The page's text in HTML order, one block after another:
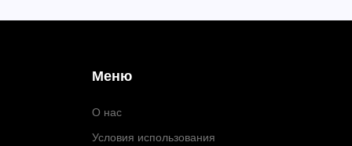
Меню
О нас
Условия использования